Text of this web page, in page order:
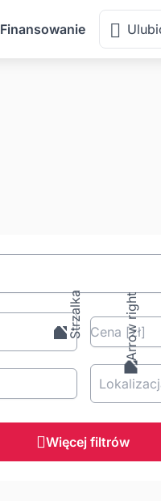
Finansowanie
Cena [zł]
Więcej filtrów